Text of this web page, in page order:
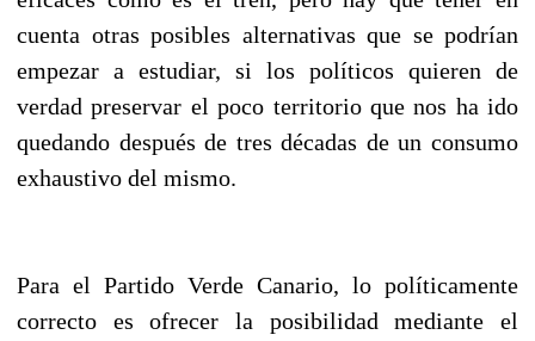
cuenta otras posibles alternativas que se podrían
empezar a estudiar, si los políticos quieren de
verdad preservar el poco territorio que nos ha ido
quedando después de tres décadas de un consumo
exhaustivo del mismo.
Para el Partido Verde Canario, lo políticamente
correcto es ofrecer la posibilidad mediante el